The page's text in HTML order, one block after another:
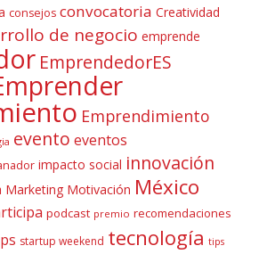
consejos convocatoria Creatividad
de negocio emprende
EmprendedorES
Emprendimiento
evento eventos
impacto social innovación
Marketing Motivación México
podcast premio recomendaciones
startup weekend tecnología tips